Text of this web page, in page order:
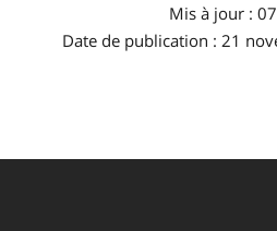
Mis à jour :
Date de publication : 21